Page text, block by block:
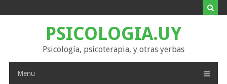
to
PSICOLOGIA.UY
Psicología, psicoterapia, y otras yerbas
Menu